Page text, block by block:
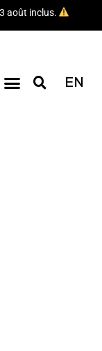
août inclus.
EN